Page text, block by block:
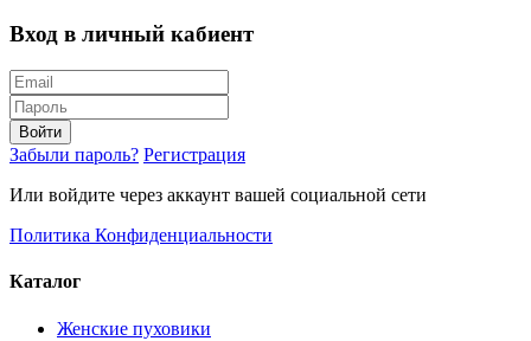
Вход в личный кабиент
Войти
Забыли пароль? Регистрация
Или войдите через аккаунт вашей социальной сети
Политика Конфиденциальности
Каталог
Женские пуховики